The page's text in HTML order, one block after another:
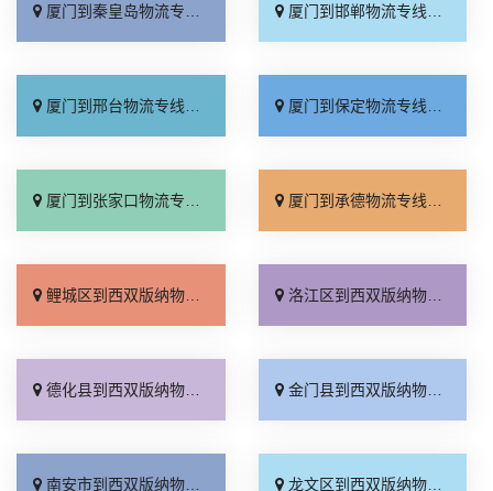
厦门到秦皇岛物流专线_高效运输「运保时效」 厦门到邯郸物流专线_物流拼车「全境配送」
厦门到邢台物流专线_专业靠谱「上门提货」 厦门到保定物流专线_全程直达「高效运输」
厦门到张家口物流专线_全境派送「多久能到」 厦门到承德物流专线_专业调车「合理收费」
鲤城区到西双版纳物流专线_省事省心「随叫随到」 洛江区到西双版纳物流专线_多久时间「怎么收费」
德化县到西双版纳物流专线_专线直达「高效运输」 金门县到西双版纳物流专线_专业靠谱「准时到货」
南安市到西双版纳物流专线_专线快运「要几天到」 龙文区到西双版纳物流专线_资质齐全「高速快运」